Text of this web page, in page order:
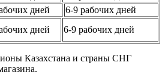
дней
6-9 рабочих дней
дней 6-9 рабочих дней
Казахстана и страны СНГ